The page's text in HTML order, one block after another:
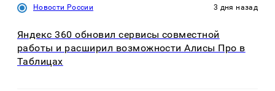
Новости России 3 дня назад
Яндекс 360 обновил сервисы совместной
работы и расширил возможности Алисы Про в
Таблицах